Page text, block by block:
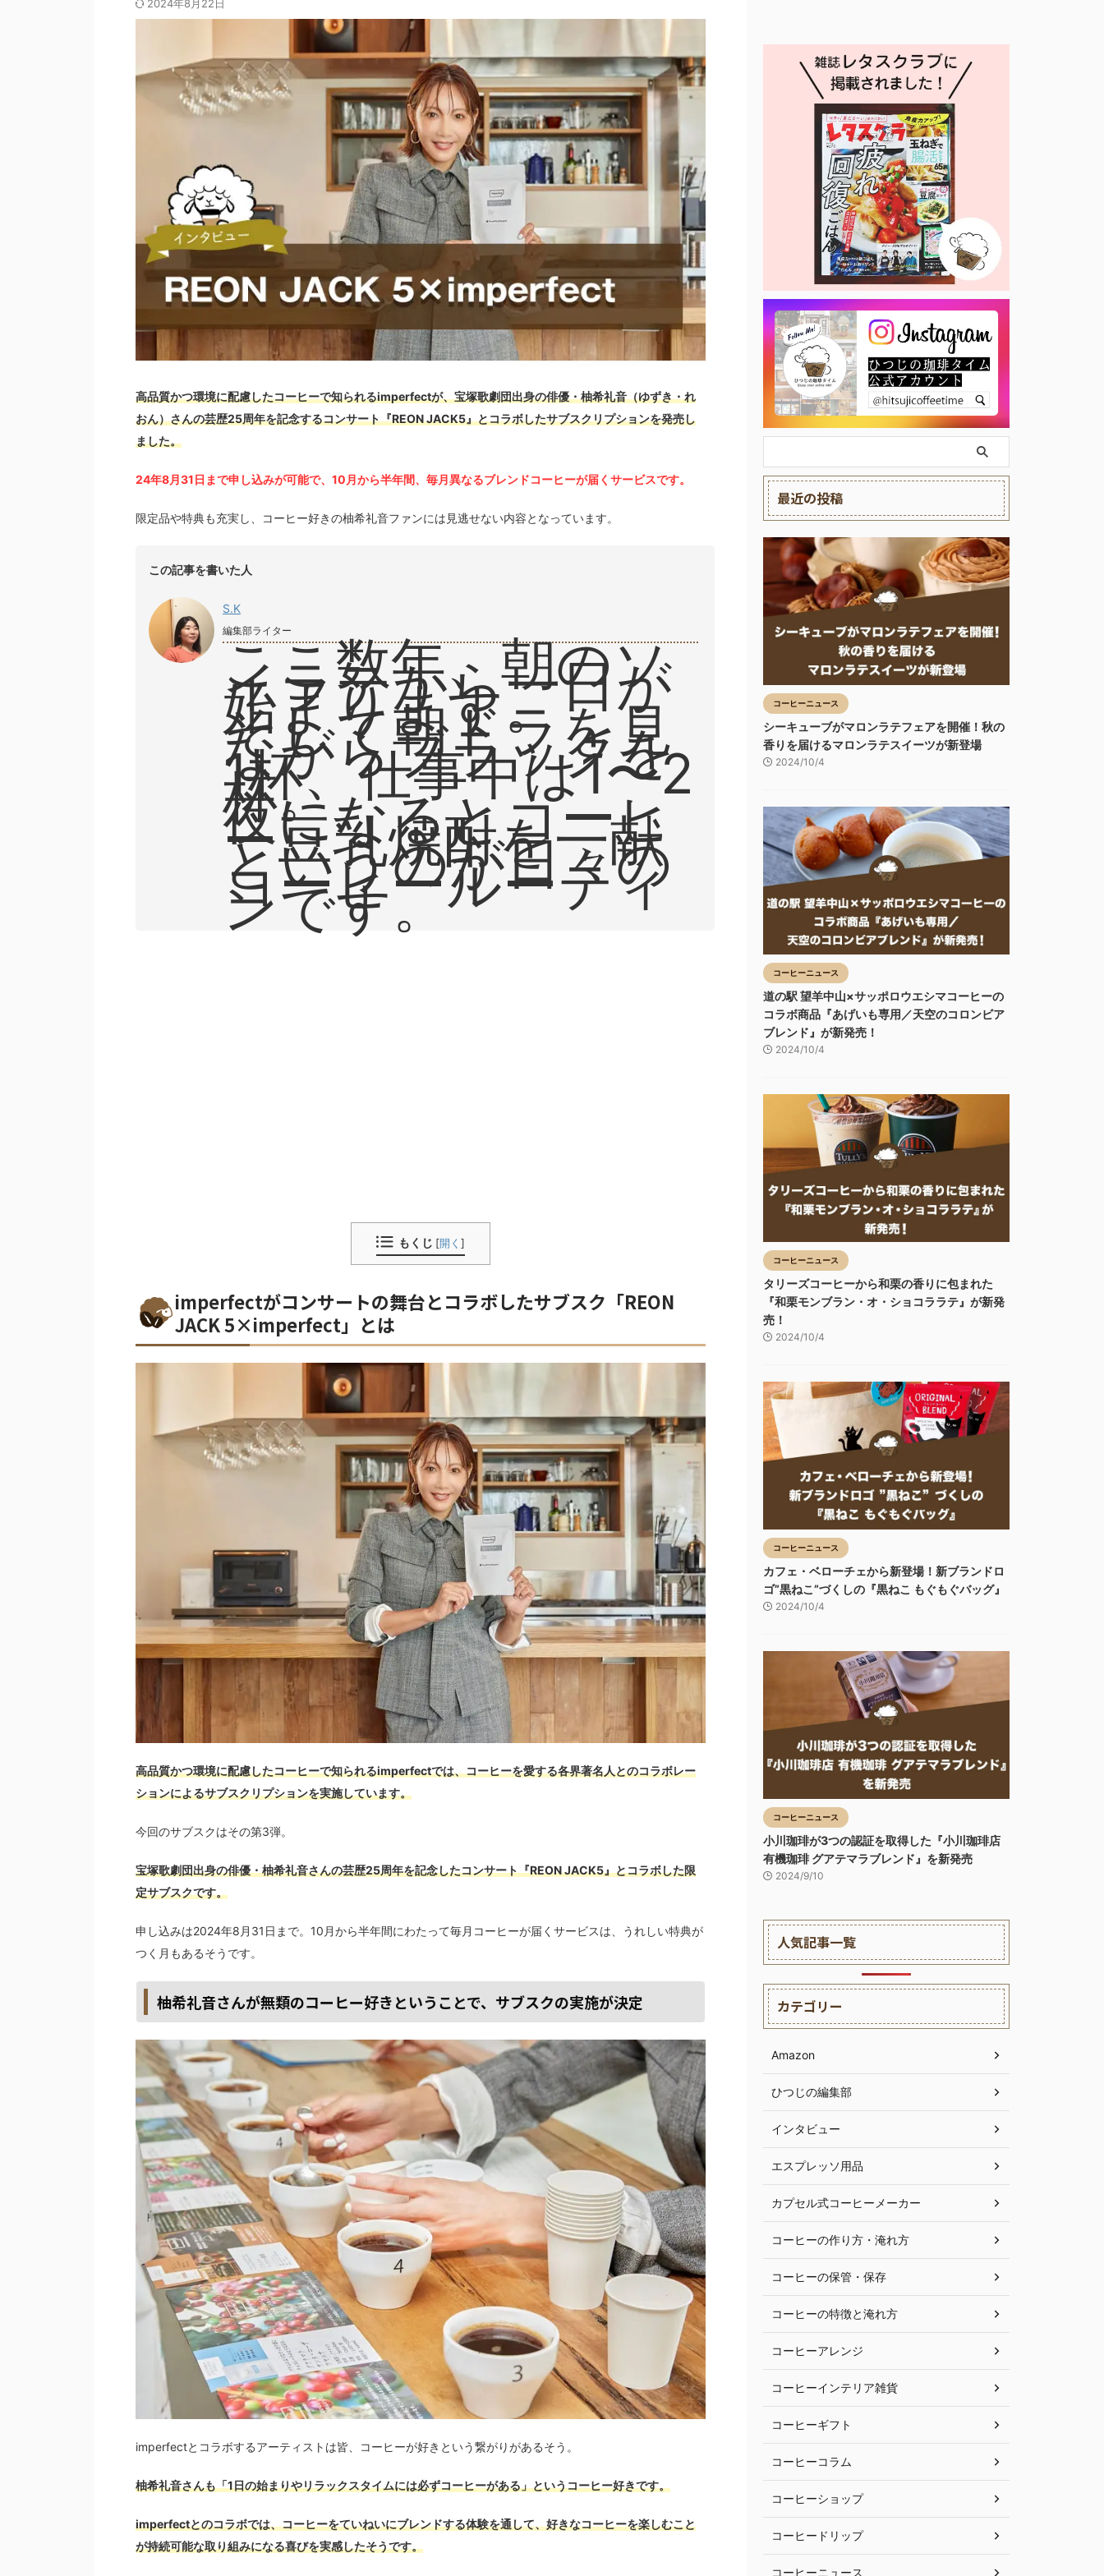
2024年8月22日
高品質かつ環境に配慮したコーヒーで知られるimperfectが、宝塚歌劇団出身の俳優・柚希礼音（ゆずき・れ
おん）さんの芸歴25周年を記念するコンサート『REON JACK5』とコラボしたサブスクリプションを発売し
ました。
24年8月31日まで申し込みが可能で、10月から半年間、毎月異なるブレンドコーヒーが届くサービスです。
限定品や特典も充実し、コーヒー好きの柚希礼音ファンには見逃せない内容となっています。
この記事を書いた人
S.K
編集部ライター
ここ数年、朝のソ
イラテから一日が
始まります。
そして朝ドラを見
ながらブラックを
1杯、仕事中は1〜2
杯。
夜になるとコーヒ
ー豆乳焼酎を一献
というのが日々の
コーヒールーティ
ンです。
もくじ [開く ]
imperfectがコンサートの舞台とコラボしたサブスク「REON
JACK 5×imperfect」とは
高品質かつ環境に配慮したコーヒーで知られるimperfectでは、コーヒーを愛する各界著名人とのコラボレー
ションによるサブスクリプションを実施しています。
今回のサブスクはその第3弾。
宝塚歌劇団出身の俳優・柚希礼音さんの芸歴25周年を記念したコンサート『REON JACK5』とコラボした限
定サブスクです。
申し込みは2024年8月31日まで。10月から半年間にわたって毎月コーヒーが届くサービスは、うれしい特典が
つく月もあるそうです。
柚希礼音さんが無類のコーヒー好きということで、サブスクの実施が決定
imperfectとコラボするアーティストは皆、コーヒーが好きという繋がりがあるそう。
柚希礼音さんも「1日の始まりやリラックスタイムには必ずコーヒーがある」というコーヒー好きです。
imperfectとのコラボでは、コーヒーをていねいにブレンドする体験を通して、好きなコーヒーを楽しむこと
が持続可能な取り組みになる喜びを実感したそうです。
最近の投稿
コーヒーニュース
シーキューブがマロンラテフェアを開催！秋の
香りを届けるマロンラテスイーツが新登場
2024/10/4
コーヒーニュース
道の駅 望羊中山×サッポロウエシマコーヒーの
コラボ商品『あげいも専用／天空のコロンビア
ブレンド』が新発売！
2024/10/4
コーヒーニュース
タリーズコーヒーから和栗の香りに包まれた
『和栗モンブラン・オ・ショコララテ』が新発
売！
2024/10/4
コーヒーニュース
カフェ・ベローチェから新登場！新ブランドロ
ゴ”黒ねこ”づくしの『黒ねこ もぐもぐバッグ』
2024/10/4
コーヒーニュース
小川珈琲が3つの認証を取得した『小川珈琲店
有機珈琲 グアテマラブレンド』を新発売
2024/9/10
人気記事一覧
カテゴリー
Amazon
ひつじの編集部
インタビュー
エスプレッソ用品
カプセル式コーヒーメーカー
コーヒーの作り方・淹れ方
コーヒーの保管・保存
コーヒーの特徴と淹れ方
コーヒーアレンジ
コーヒーインテリア雑貨
コーヒーギフト
コーヒーコラム
コーヒーショップ
コーヒードリップ
コーヒーニュース